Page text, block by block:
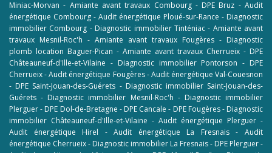
Miniac-Morvan - Amiante avant travaux Combourg- DPE Bruz -Audit
énergétique Combourg - Audit énergétique Ploué-sur-Rance - Diagnostic
immobilier Combourg - Diagnostic immobilier Tinténiac- Amiante avant
travaux Mesnil-Roc'h - Amiante avant travaux Fougères - Diagnostic
plomb location Baguer-Pican - Amiante avant travaux Cherrueix - DPE
Châteauneuf-d'Ille-et-Vilaine - Diagnostic immobilier Pontorson - DPE
Cherrueix-Audit énergétique Fougères-Audit énergétique Val-Couesnon
- DPE Saint-Jouan-des-Guérets - Diagnostic immobilier Saint-Jouan-des-
Guérets - Diagnostic immobilier Mesnil-Roc'h - Diagnostic immobilier
Plerguer- DPE Dol-de-Bretagne - DPE Cancale - DPE Fougères- Diagnostic
immobilier Châteauneuf-d'Ille-et-Vilaine - Audit énergétique Plerguer -
Audit énergétique Hirel -Audit énergétique La Fresnais-Audit
énergétique Cherrueix- Diagnostic immobilier La Fresnais- DPE Plerguer-